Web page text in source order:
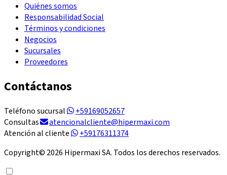
Quiénes somos
Responsabilidad Social
Términos y condiciones
Negocios
Sucursales
Proveedores
Contáctanos
Teléfono sucursal
+59169052657
Consultas
atencionalcliente@hipermaxi.com
Atención al cliente
+59176311374
Copyright© 2026 Hipermaxi SA. Todos los derechos reservados.